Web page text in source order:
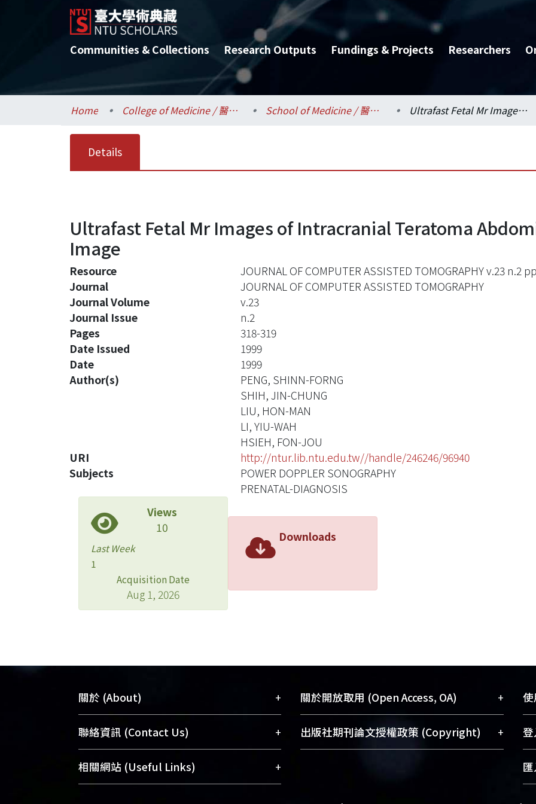
Communities & Collections Research Outputs Fundings & Projects Researchers
Home College of Medicine / 醫學院 School of Medicine / 醫學系 Ultrafast Fetal Mr Images of Intracranial Teratoma Abdominal Imaging: Clinical Image
Details
Ultrafast Fetal Mr Images of Intracranial Teratoma
Image
Resource
JOURNAL OF COMPUTER ASSISTED TOMOGRAPHY v.23 n.2
Journal
JOURNAL OF COMPUTER ASSISTED TOMOGRAPHY
Journal Volume
v.23
Journal Issue
n.2
Pages
318-319
Date Issued
1999
Date
1999
Author(s)
PENG, SHINN-FORNG
SHIH, JIN-CHUNG
LIU, HON-MAN
LI, YIU-WAH
HSIEH, FON-JOU
URI
http://ntur.lib.ntu.edu.tw//handle/246246/96940
Subjects
POWER DOPPLER SONOGRAPHY
PRENATAL-DIAGNOSIS
Views
10
Last Week
1
Acquisition Date
Aug 1, 2026
Downloads
關於 (About) +
臺大位居世界頂尖大學之列，為永久珍藏
及向國際展現本校豐碩的研究成果及學術
能量，圖書館整合機構典藏（NTUR）與學
術庫（AH）不同功能平台，成為臺大學術
聯絡資訊 (Contact Us) +
總館學科館員(Main Library)
醫學圖書館學科館員(Medical Library)
相關網站 (Useful Links) +
關於開放取用 (Open Access, OA) +
開放取用是從使用者角度提升資訊取用性
的社會運動，應用在學術研究上是透過將
出版社期刊論文授權政策 (Copyright) +